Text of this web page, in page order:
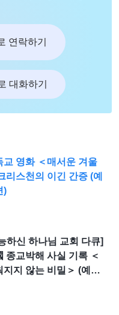
연락하기
대화하기
교 영화 ＜매서운 겨울
리스천의 이긴 간증 (예
)
하신 하나님 교회 다큐]
종교박해 사실 기록 ＜
지지 않는 비밀＞ (예고